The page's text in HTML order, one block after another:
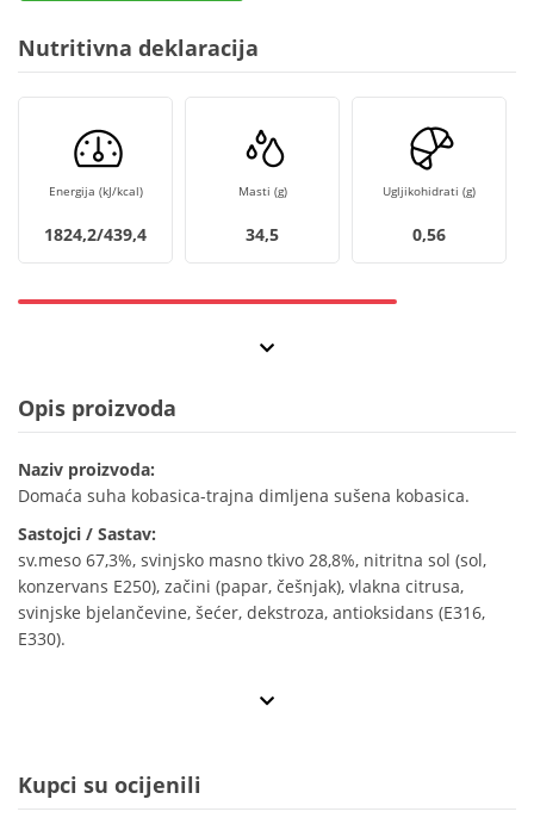
Nutritivna deklaracija
Energija (kJ/kcal)
1824,2/439,4
Masti (g)
34,5
Ugljikohidrati (g)
0,56
Opis proizvoda
Naziv proizvoda:
Domaća suha kobasica-trajna dimljena sušena kobasica.
Sastojci / Sastav:
sv.meso 67,3%, svinjsko masno tkivo 28,8%, nitritna sol (sol,
konzervans E250), začini (papar, češnjak), vlakna citrusa,
svinjske bjelančevine, šećer, dekstroza, antioksidans (E316,
E330).
Kupci su ocijenili